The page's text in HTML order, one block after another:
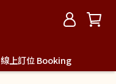
線上訂位 Booking